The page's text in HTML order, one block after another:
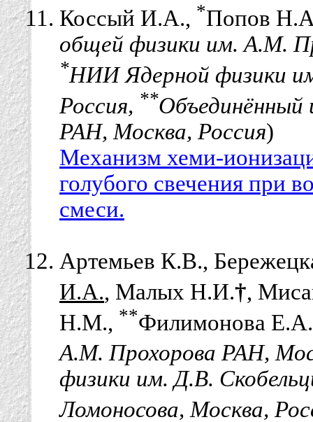
Коссый И.А., *Попов
общей физики им. А.М.
*НИИ Ядерной физики
Россия, **
РАН, Москва, Россия)
Механизм хеми-
голубого свечения при
смеси.
Артемьев К.В.,
И.А., Малых Н.И.†,
Н.М., **Филимонова
А.М. Прохорова РАН,
физики им. Д.В.
Ломоносова, Москва,